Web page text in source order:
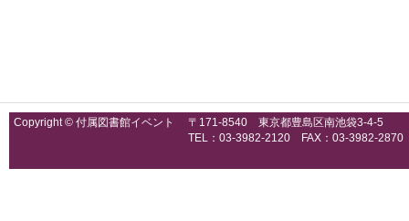
Copyright © 付属図書館イベント
〒171-8540 東京都豊島区南池袋3-4-5
TEL：03-3982-2120 FAX：03-3982-2870